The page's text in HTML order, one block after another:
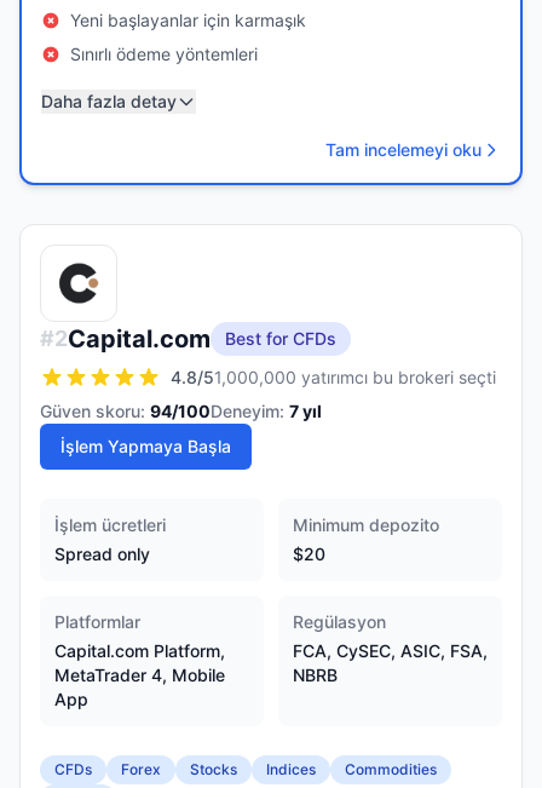
Yeni başlayanlar için karmaşık
Sınırlı ödeme yöntemleri
Daha fazla detay
Tam incelemeyi oku
#2Capital.com
Best for CFDs
4.8/51,000,000 yatırımcı bu brokeri seçti
Güven skoru: 94/100Deneyim: 7yıl
İşlem Yapmaya Başla
İşlem ücretleri
Spread only
Minimum depozito
$20
Platformlar
Capital.com Platform,
MetaTrader 4, Mobile
App
Regülasyon
FCA, CySEC, ASIC, FSA,
NBRB
CFDs Forex Stocks Indices
Commodities